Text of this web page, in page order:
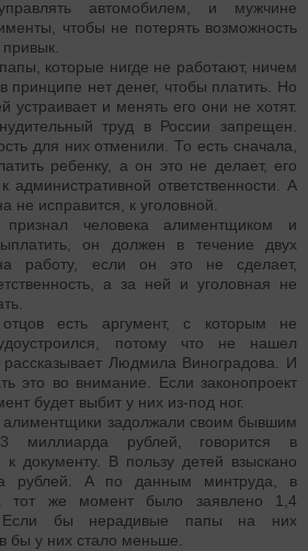
автомобилем, и мужчине
чтобы не потерять возможность
которые нигде не работают, ничем
принципе нет денег, чтобы платить. Но
устраивает и менять его они не хотят.
труд в России запрещен.
для них отменили. То есть сначала,
ребенку, а он это не делает, его
административной ответственности. А
не исправится, к уголовной.
человека алиментщиком и
он должен в течение двух
работу, если он это не сделает,
а за ней и уголовная не
есть аргумент, с которым не
потому что не нашел
Людмила Виноградова. И
это во внимание. Если законопроект
будет выбит у них из-под ног.
алиментщики задолжали своим бывшим
рублей, говорится в
к документу. В пользу детей взыскано
рублей. А по данным минтруда, в
тот же момент было заявлено 1,4
Если бы нерадивые папы на них
бы у них стало меньше.